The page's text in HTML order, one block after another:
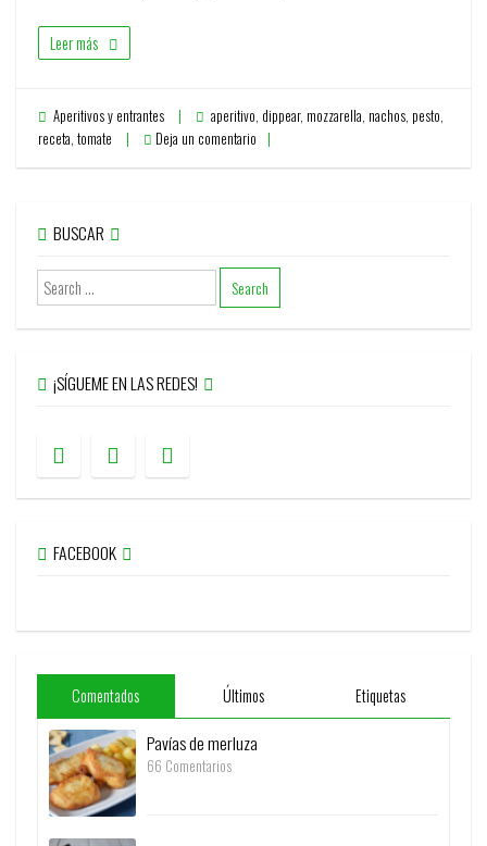
Leer más
Aperitivos y entrantes aperitivo, dippear, mozzarella, nachos, pesto,
receta, tomate Deja un comentario
BUSCAR
¡SÍGUEME EN LAS REDES!
FACEBOOK
Comentados Últimos Etiquetas
Pavías de merluza
66 Comentarios